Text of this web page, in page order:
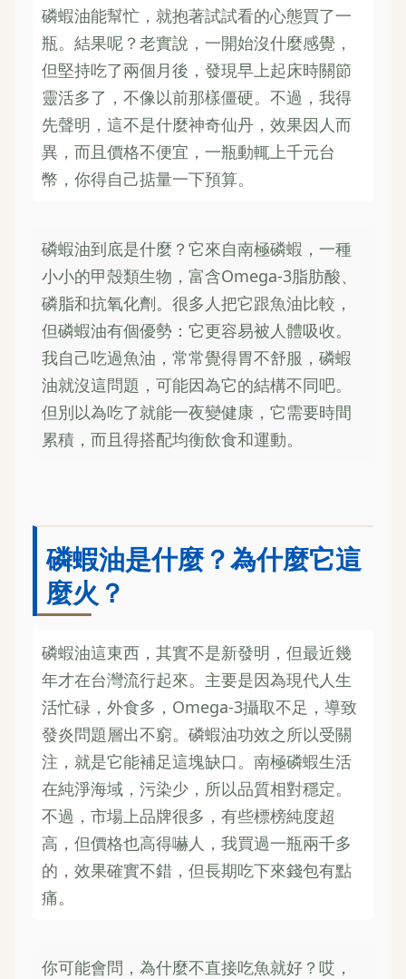
磷蝦油能幫忙，就抱著試試看的心態買了一
瓶。結果呢？老實說，一開始沒什麼感覺，
但堅持吃了兩個月後，發現早上起床時關節
靈活多了，不像以前那樣僵硬。不過，我得
先聲明，這不是什麼神奇仙丹，效果因人而
異，而且價格不便宜，一瓶動輒上千元台
幣，你得自己掂量一下預算。
磷蝦油到底是什麼？它來自南極磷蝦，一種
小小的甲殼類生物，富含Omega-3脂肪酸、
磷脂和抗氧化劑。很多人把它跟魚油比較，
但磷蝦油有個優勢：它更容易被人體吸收。
我自己吃過魚油，常常覺得胃不舒服，磷蝦
油就沒這問題，可能因為它的結構不同吧。
但別以為吃了就能一夜變健康，它需要時間
累積，而且得搭配均衡飲食和運動。
磷蝦油是什麼？為什麼它這
麼火？
磷蝦油這東西，其實不是新發明，但最近幾
年才在台灣流行起來。主要是因為現代人生
活忙碌，外食多，Omega-3攝取不足，導致
發炎問題層出不窮。磷蝦油功效之所以受關
注，就是它能補足這塊缺口。南極磷蝦生活
在純淨海域，污染少，所以品質相對穩定。
不過，市場上品牌很多，有些標榜純度超
高，但價格也高得嚇人，我買過一瓶兩千多
的，效果確實不錯，但長期吃下來錢包有點
痛。
你可能會問，為什麼不直接吃魚就好？哎，